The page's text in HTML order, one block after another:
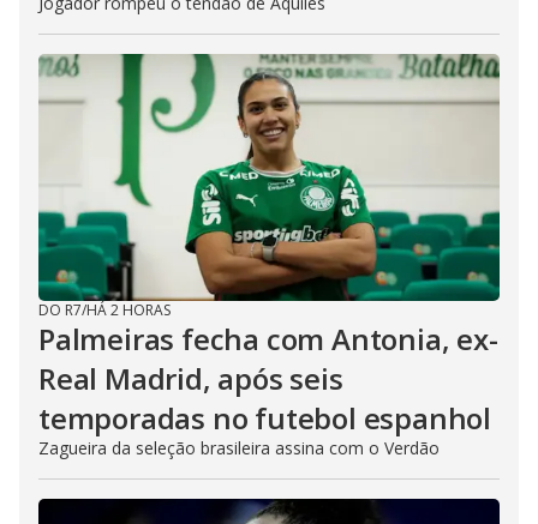
DO R7/HÁ 2 HORAS
Palmeiras fecha com Antonia, ex-
Real Madrid, após seis
temporadas no futebol espanhol
Zagueira da seleção brasileira assina com o Verdão